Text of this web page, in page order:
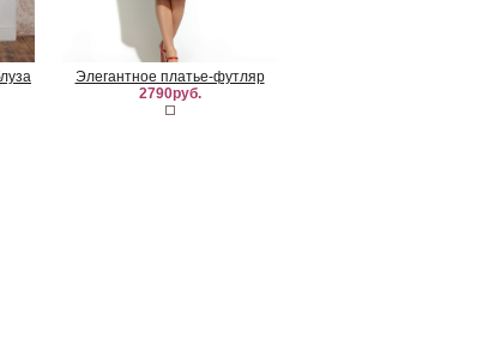
Элегантное платье-футляр
2790руб.